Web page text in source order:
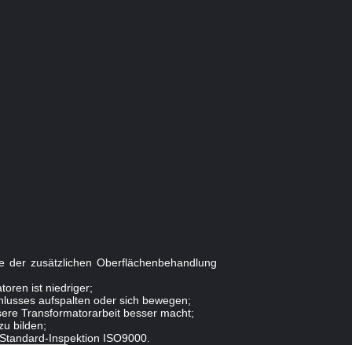
zusätzlichen Oberflächenbehandlung
ist niedriger;
aufspalten oder sich bewegen;
Transformatorarbeit besser macht;
bilden;
Inspektion ISO9000.